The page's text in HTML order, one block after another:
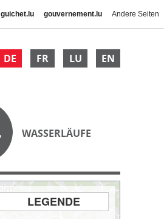
guichet.lu gouvernement.lu Andere Seiten
DE FR LU EN
WASSERLÄUFE
LEGENDE